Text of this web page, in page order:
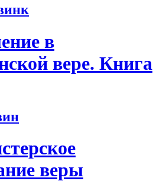
в
вере. Книга
веры